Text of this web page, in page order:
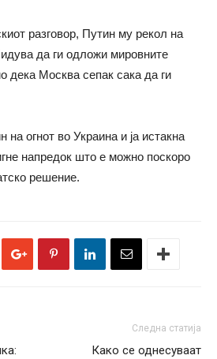
разговор, Путин му рекол на
да ги одложи мировните
дека Москва сепак сака да ги
огнот во Украина и ја истакна
напредок што е можно поскоро
решение.
Следна статија
Како се однесуваат